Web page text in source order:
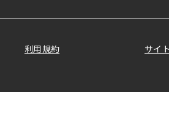
利用規約 サイ